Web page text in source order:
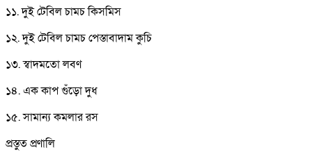
১১. দুই টেবিল চামচ কিসমিস
১২. দুই টেবিল চামচ পেস্তাবাদাম কুচি
১৩. স্বাদমতো লবণ
১৪. এক কাপ গুঁড়ো দুধ
১৫. সামান্য কমলার রস
প্রস্তুত প্রণালি